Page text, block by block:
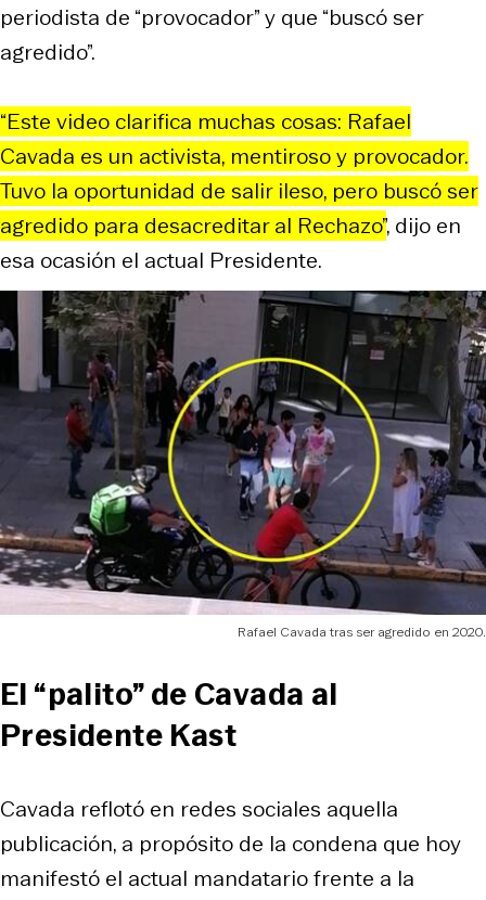
periodista de “provocador” y que “buscó ser
agredido”.
“Este video clarifica muchas cosas: Rafael
Cavada es un activista, mentiroso y provocador.
Tuvo la oportunidad de salir ileso, pero buscó ser
agredido para desacreditar al Rechazo”, dijo en
esa ocasión el actual Presidente.
Rafael Cavada tras ser agredido en 2020.
El “palito” de Cavada al
Presidente Kast
Cavada reflotó en redes sociales aquella
publicación, a propósito de la condena que hoy
manifestó el actual mandatario frente a la